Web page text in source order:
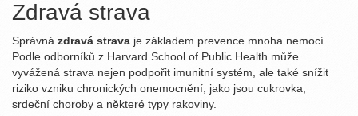
Zdravá strava
Správná zdravá strava je základem prevence mnoha nemocí.
Podle odborníků z Harvard School of Public Health může
vyvážená strava nejen podpořit imunitní systém, ale také snížit
riziko vzniku chronických onemocnění, jako jsou cukrovka,
srdeční choroby a některé typy rakoviny.